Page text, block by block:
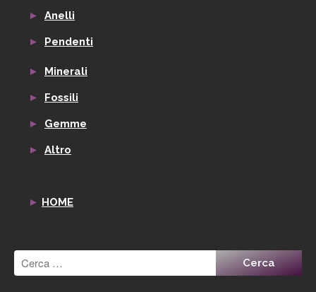
► Anelli
► Pendenti
► Minerali
► Fossili
► Gemme
► Altro
► HOME